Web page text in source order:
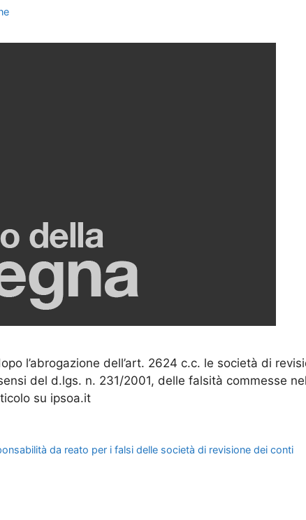
l’abrogazione dell’art. 2624 c.c. le società di
del d.lgs. n. 231/2001, delle falsità commesse
su ipsoa.it
da reato per i falsi delle società di revisione dei conti